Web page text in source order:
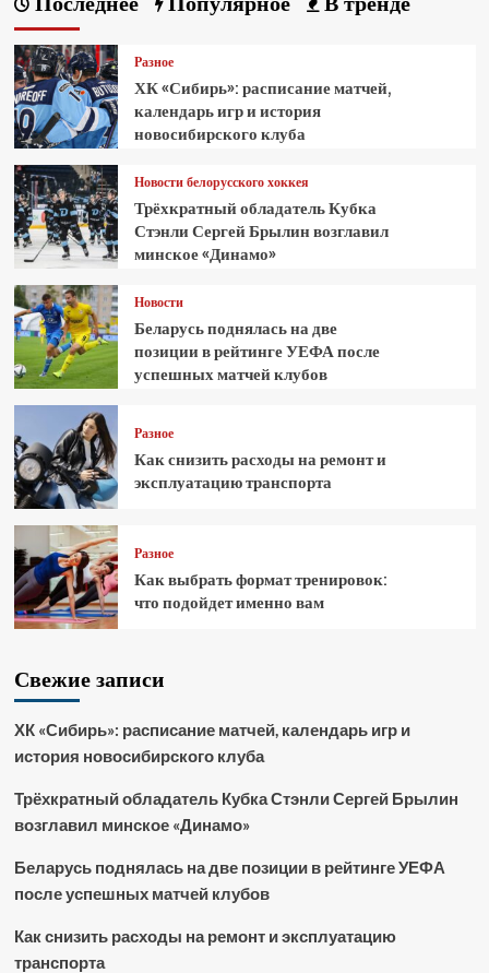
Разное
ХК «Сибирь»: расписание матчей,
календарь игр и история
новосибирского клуба
Новости белорусского хоккея
Трёхкратный обладатель Кубка
Стэнли Сергей Брылин возглавил
минское «Динамо»
Новости
Беларусь поднялась на две
позиции в рейтинге УЕФА после
успешных матчей клубов
Разное
Как снизить расходы на ремонт и
эксплуатацию транспорта
Разное
Как выбрать формат тренировок:
что подойдет именно вам
Свежие записи
ХК «Сибирь»: расписание матчей, календарь игр и
история новосибирского клуба
Трёхкратный обладатель Кубка Стэнли Сергей Брылин
возглавил минское «Динамо»
Беларусь поднялась на две позиции в рейтинге УЕФА
после успешных матчей клубов
Как снизить расходы на ремонт и эксплуатацию
транспорта